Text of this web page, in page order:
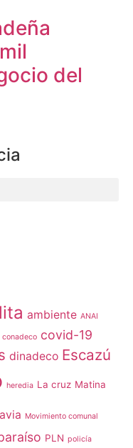
del
ambiente ANAI
conadeco covid-19
dinadeco Escazú
heredia La cruz Matina
Movimiento comunal
PLN policía